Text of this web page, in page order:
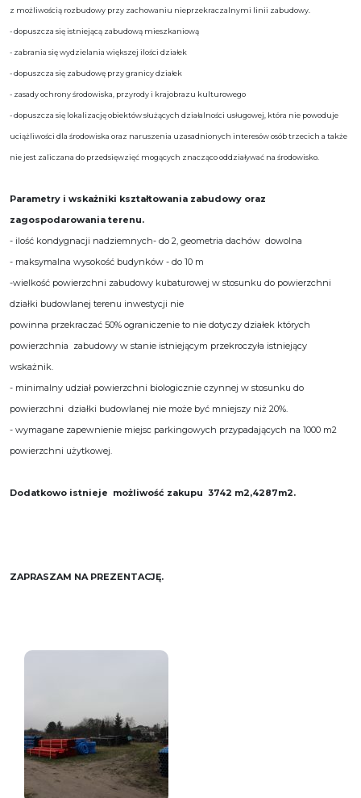
z możliwością rozbudowy przy zachowaniu nieprzekraczalnymi linii zabudowy.
- dopuszcza się istniejącą zabudową mieszkaniową
- zabrania się wydzielania większej ilości działek
- dopuszcza się zabudowę przy granicy działek
- zasady ochrony środowiska, przyrody i krajobrazu kulturowego
- dopuszcza się lokalizację obiektów służących działalności usługowej, która nie powoduje
uciążliwości dla środowiska oraz naruszenia uzasadnionych interesów osób trzecich a także
nie jest zaliczana do przedsięwzięć mogących znacząco oddziaływać na środowisko.
Parametry i wskażniki kształtowania zabudowy oraz
zagospodarowania terenu.
- ilość kondygnacji nadziemnych- do 2, geometria dachów dowolna
- maksymalna wysokość budynków - do 10 m
-wielkość powierzchni zabudowy kubaturowej w stosunku do powierzchni
działki budowlanej terenu inwestycji nie
powinna przekraczać 50% ograniczenie to nie dotyczy działek których
powierzchnia zabudowy w stanie istniejącym przekroczyła istniejący
wskażnik.
- minimalny udział powierzchni biologicznie czynnej w stosunku do
powierzchni działki budowlanej nie może być mniejszy niż 20%.
- wymagane zapewnienie miejsc parkingowych przypadających na 1000 m2
powierzchni użytkowej.
Dodatkowo istnieje możliwość zakupu 3742 m2,4287m2.
ZAPRASZAM NA PREZENTACJĘ.